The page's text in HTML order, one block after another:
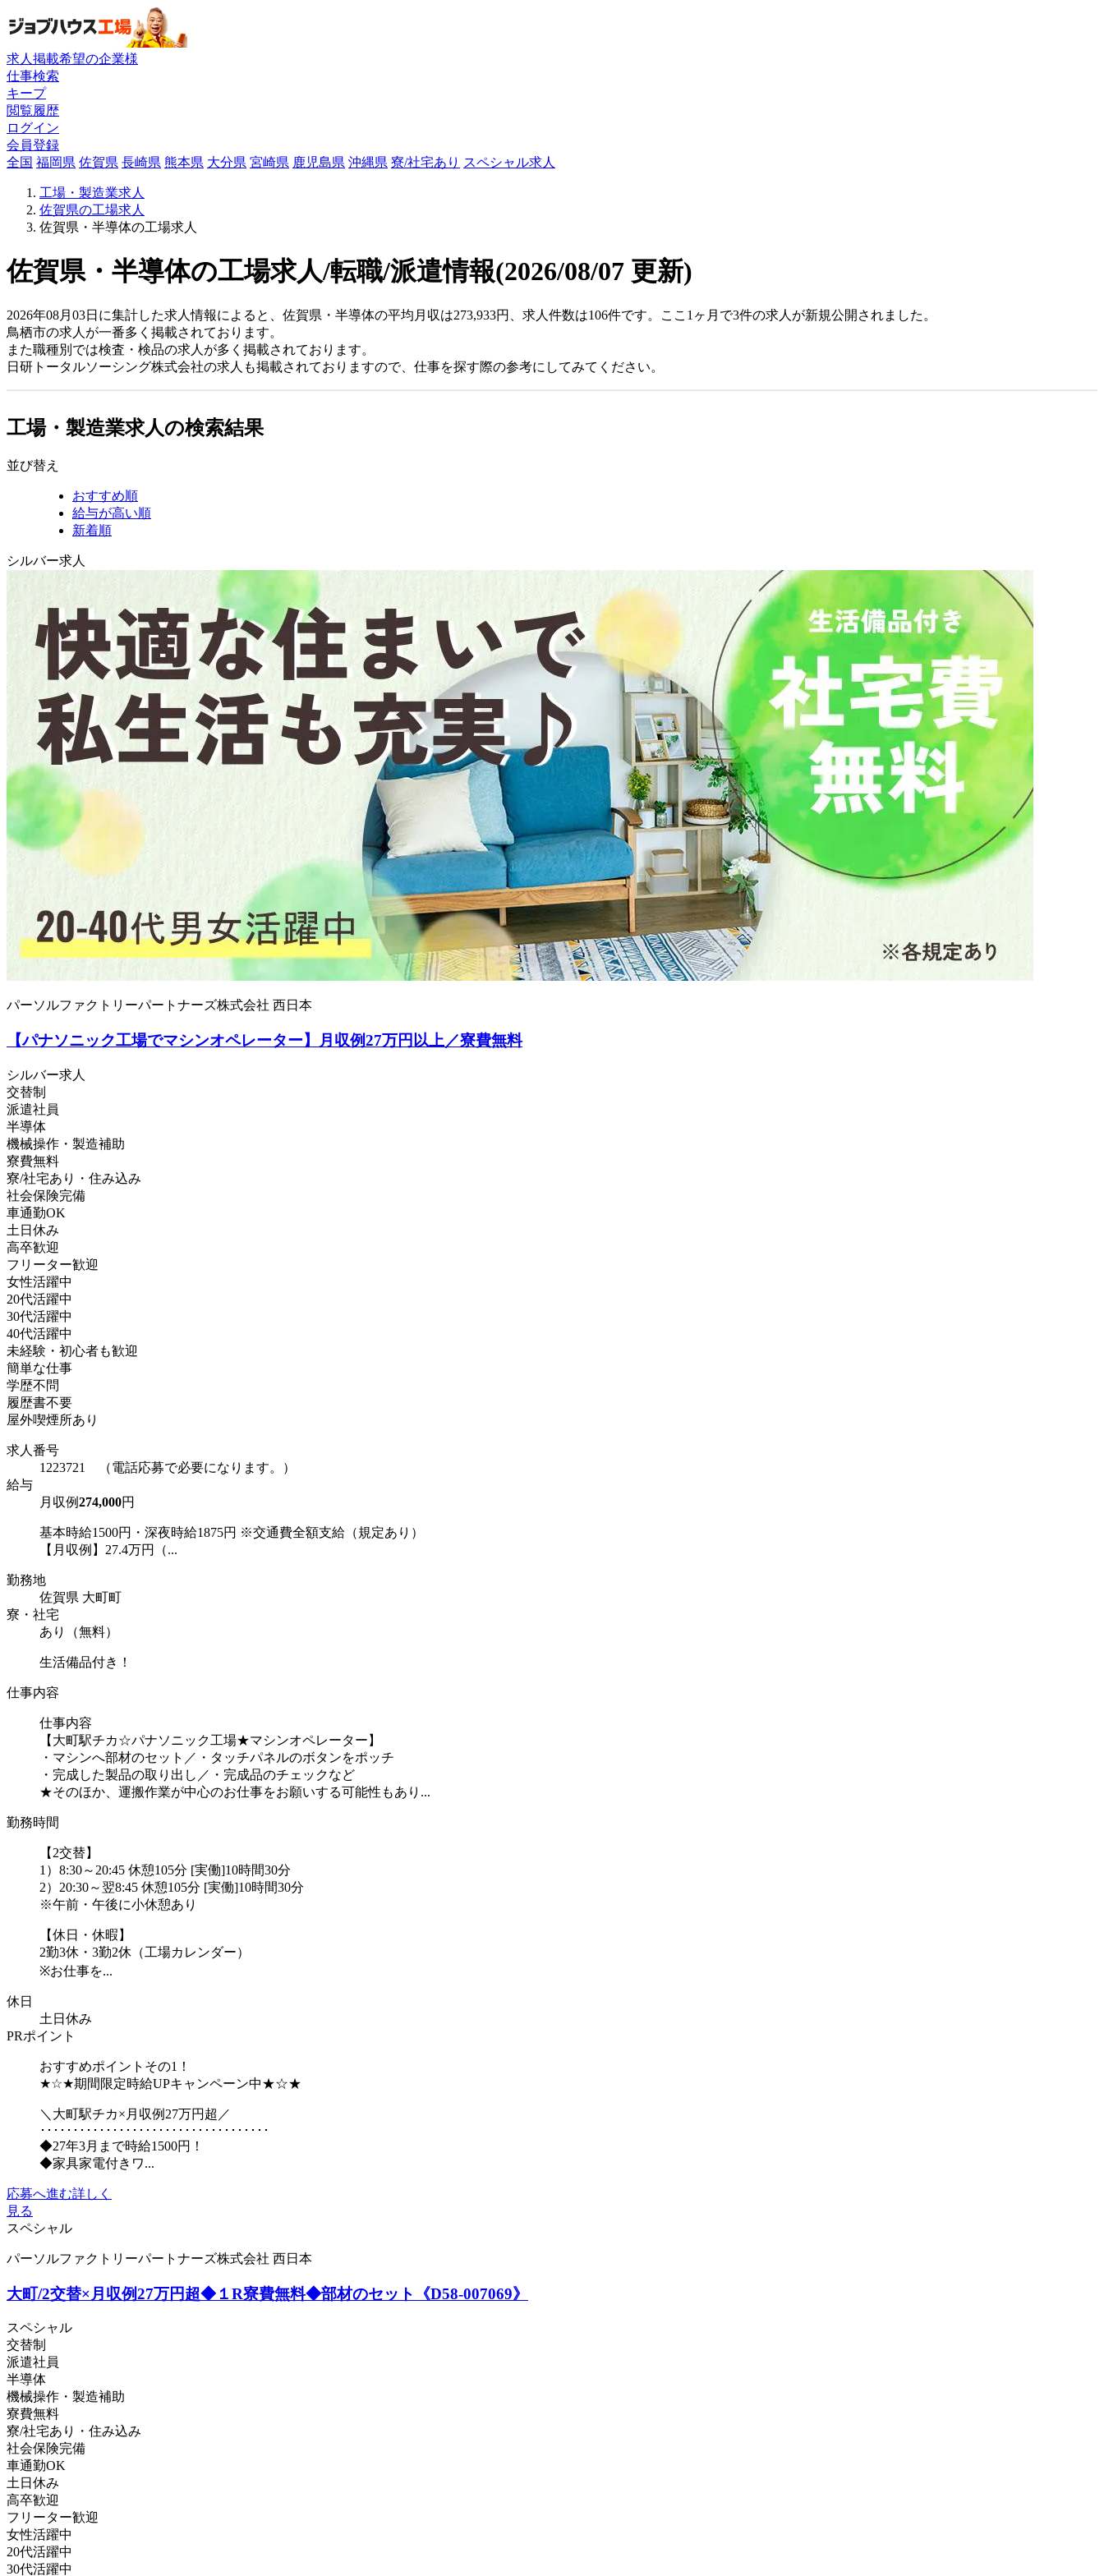
求人掲載希望の企業様
仕事検索
キープ
閲覧履歴
ログイン
会員登録
全国 福岡県 佐賀県 長崎県 熊本県 大分県 宮崎県 鹿児島県 沖縄県 寮/社宅あり スペシャル求人
工場・製造業求人
佐賀県の工場求人
佐賀県・半導体の工場求人
佐賀県・半導体の工場求人/転職/派遣情報(2026/08/07 更新)
2026年08月03日に集計した求人情報によると、佐賀県・半導体の平均月収は273,933円、求人件数は106件です。ここ1ヶ月で3件の求人が新規公開されました。
鳥栖市の求人が一番多く掲載されております。
また職種別では検査・検品の求人が多く掲載されております。
日研トータルソーシング株式会社の求人も掲載されておりますので、仕事を探す際の参考にしてみてください。
工場・製造業求人の検索結果
並び替え
おすすめ順
給与が高い順
新着順
シルバー求人
パーソルファクトリーパートナーズ株式会社 西日本
【パナソニック工場でマシンオペレーター】月収例27万円以上／寮費無料
シルバー求人
交替制
派遣社員
半導体
機械操作・製造補助
寮費無料
寮/社宅あり・住み込み
社会保険完備
車通勤OK
土日休み
高卒歓迎
フリーター歓迎
女性活躍中
20代活躍中
30代活躍中
40代活躍中
未経験・初心者も歓迎
簡単な仕事
学歴不問
履歴書不要
屋外喫煙所あり
求人番号
1223721 （電話応募で必要になります。）
給与
月収例274,000円
基本時給1500円・深夜時給1875円 ※交通費全額支給（規定あり）
【月収例】27.4万円（...
勤務地
佐賀県 大町町
寮・社宅
あり（無料）
生活備品付き！
仕事内容
仕事内容
【大町駅チカ☆パナソニック工場★マシンオペレーター】
・マシンへ部材のセット／・タッチパネルのボタンをポッチ
・完成した製品の取り出し／・完成品のチェックなど
★そのほか、運搬作業が中心のお仕事をお願いする可能性もあり...
勤務時間
【2交替】
1）8:30～20:45 休憩105分 [実働]10時間30分
2）20:30～翌8:45 休憩105分 [実働]10時間30分
※午前・午後に小休憩あり
【休日・休暇】
2勤3休・3勤2休（工場カレンダー）
※お仕事を...
休日
土日休み
PRポイント
おすすめポイントその1！
★☆★期間限定時給UPキャンペーン中★☆★
＼大町駅チカ×月収例27万円超／
･･･････････････････････････････････
◆27年3月まで時給1500円！
◆家具家電付きワ...
応募へ進む詳しく
見る
スペシャル
パーソルファクトリーパートナーズ株式会社 西日本
大町/2交替×月収例27万円超◆１R寮費無料◆部材のセット《D58-007069》
スペシャル
交替制
派遣社員
半導体
機械操作・製造補助
寮費無料
寮/社宅あり・住み込み
社会保険完備
車通勤OK
土日休み
高卒歓迎
フリーター歓迎
女性活躍中
20代活躍中
30代活躍中